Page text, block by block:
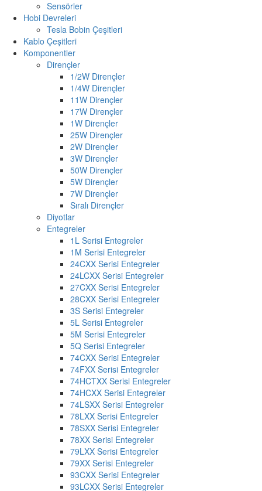
Sensörler
Hobi Devreleri
Tesla Bobin Çeşitleri
Kablo Çeşitleri
Komponentler
Dirençler
1/2W Dirençler
1/4W Dirençler
11W Dirençler
17W Dirençler
1W Dirençler
25W Dirençler
2W Dirençler
3W Dirençler
50W Dirençler
5W Dirençler
7W Dirençler
Sıralı Dirençler
Diyotlar
Entegreler
1L Serisi Entegreler
1M Serisi Entegreler
24CXX Serisi Entegreler
24LCXX Serisi Entegreler
27CXX Serisi Entegreler
28CXX Serisi Entegreler
3S Serisi Entegreler
5L Serisi Entegreler
5M Serisi Entegreler
5Q Serisi Entegreler
74CXX Serisi Entegreler
74FXX Serisi Entegreler
74HCTXX Serisi Entegreler
74HCXX Serisi Entegreler
74LSXX Serisi Entegreler
78LXX Serisi Entegreler
78SXX Serisi Entegreler
78XX Serisi Entegreler
79LXX Serisi Entegreler
79XX Serisi Entegreler
93CXX Serisi Entegreler
93LCXX Serisi Entegreler